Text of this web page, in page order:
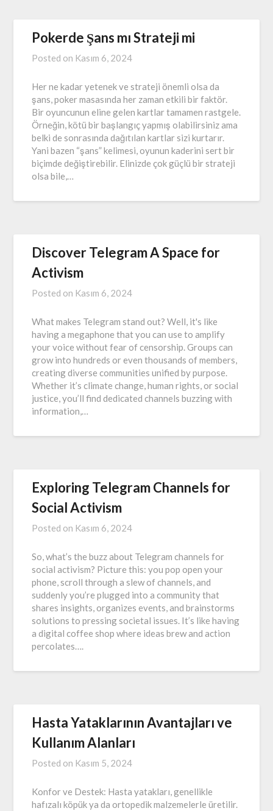
Pokerde Şans mı Strateji mi
Posted on Kasım 6, 2024
Her ne kadar yetenek ve strateji önemli olsa da
şans, poker masasında her zaman etkili bir faktör.
Bir oyuncunun eline gelen kartlar tamamen rastgele.
Örneğin, kötü bir başlangıç yapmış olabilirsiniz ama
belki de sonrasında dağıtılan kartlar sizi kurtarır.
Yani bazen “şans” kelimesi, oyunun kaderini sert bir
biçimde değiştirebilir. Elinizde çok güçlü bir strateji
olsa bile,…
Discover Telegram A Space for
Activism
Posted on Kasım 6, 2024
What makes Telegram stand out? Well, it's like
having a megaphone that you can use to amplify
your voice without fear of censorship. Groups can
grow into hundreds or even thousands of members,
creating diverse communities unified by purpose.
Whether it’s climate change, human rights, or social
justice, you’ll find dedicated channels buzzing with
information,…
Exploring Telegram Channels for
Social Activism
Posted on Kasım 6, 2024
So, what’s the buzz about Telegram channels for
social activism? Picture this: you pop open your
phone, scroll through a slew of channels, and
suddenly you’re plugged into a community that
shares insights, organizes events, and brainstorms
solutions to pressing societal issues. It’s like having
a digital coffee shop where ideas brew and action
percolates….
Hasta Yataklarının Avantajları ve
Kullanım Alanları
Posted on Kasım 5, 2024
Konfor ve Destek: Hasta yatakları, genellikle
hafızalı köpük ya da ortopedik malzemelerle üretilir.